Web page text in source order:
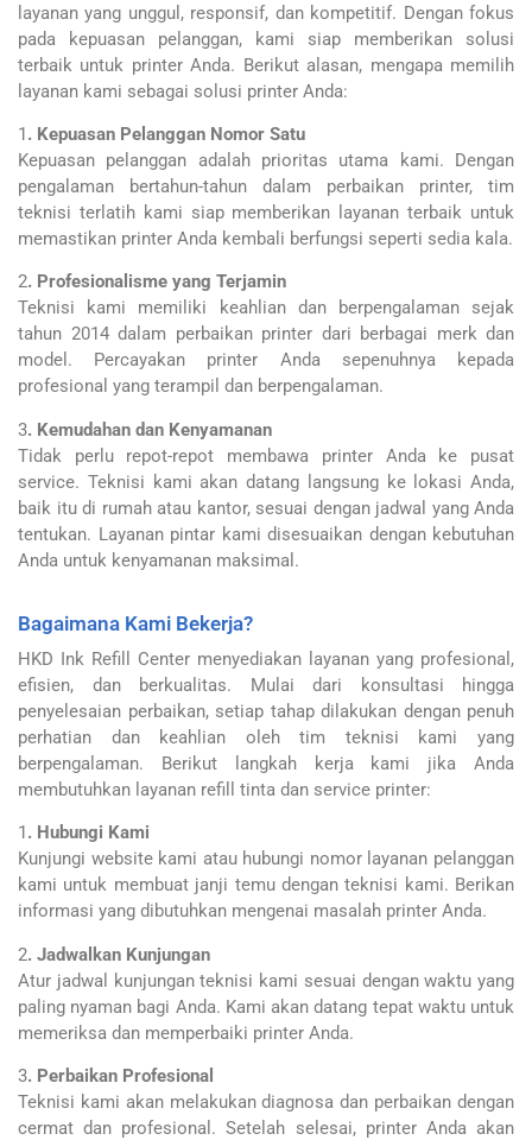
layanan yang unggul, responsif, dan kompetitif. Dengan fokus
pada kepuasan pelanggan, kami siap memberikan solusi
terbaik untuk printer Anda. Berikut alasan, mengapa memilih
layanan kami sebagai solusi printer Anda:
1. Kepuasan Pelanggan Nomor Satu
Kepuasan pelanggan adalah prioritas utama kami. Dengan
pengalaman bertahun-tahun dalam perbaikan printer, tim
teknisi terlatih kami siap memberikan layanan terbaik untuk
memastikan printer Anda kembali berfungsi seperti sedia kala.
2. Profesionalisme yang Terjamin
Teknisi kami memiliki keahlian dan berpengalaman sejak
tahun 2014 dalam perbaikan printer dari berbagai merk dan
model. Percayakan printer Anda sepenuhnya kepada
profesional yang terampil dan berpengalaman.
3. Kemudahan dan Kenyamanan
Tidak perlu repot-repot membawa printer Anda ke pusat
service. Teknisi kami akan datang langsung ke lokasi Anda,
baik itu di rumah atau kantor, sesuai dengan jadwal yang Anda
tentukan. Layanan pintar kami disesuaikan dengan kebutuhan
Anda untuk kenyamanan maksimal.
Bagaimana Kami Bekerja?
HKD Ink Refill Center menyediakan layanan yang profesional,
efisien, dan berkualitas. Mulai dari konsultasi hingga
penyelesaian perbaikan, setiap tahap dilakukan dengan penuh
perhatian dan keahlian oleh tim teknisi kami yang
berpengalaman. Berikut langkah kerja kami jika Anda
membutuhkan layanan refill tinta dan service printer:
1 . Hubungi Kami
Kunjungi website kami atau hubungi nomor layanan pelanggan
kami untuk membuat janji temu dengan teknisi kami. Berikan
informasi yang dibutuhkan mengenai masalah printer Anda.
2. Jadwalkan Kunjungan
Atur jadwal kunjungan teknisi kami sesuai dengan waktu yang
paling nyaman bagi Anda. Kami akan datang tepat waktu untuk
memeriksa dan memperbaiki printer Anda.
3. Perbaikan Profesional
Teknisi kami akan melakukan diagnosa dan perbaikan dengan
cermat dan profesional. Setelah selesai, printer Anda akan